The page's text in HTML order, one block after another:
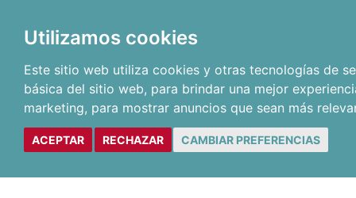
Utilizamos cookies
Este sitio web utiliza cookies y otras tecnologías de
básica del sitio web, para brindar una mejor
marketing, para mostrar anuncios que sean más
ACEPTAR RECHAZAR CAMBIAR PREFERENCIAS